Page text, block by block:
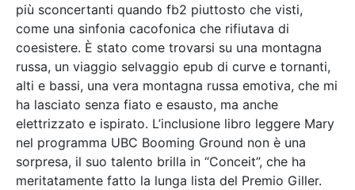
più sconcertanti quando fb2 piuttosto che visti,
come una sinfonia cacofonica che rifiutava di
coesistere. È stato come trovarsi su una montagna
russa, un viaggio selvaggio epub di curve e tornanti,
alti e bassi, una vera montagna russa emotiva, che mi
ha lasciato senza fiato e esausto, ma anche
elettrizzato e ispirato. L’inclusione libro leggere Mary
nel programma UBC Booming Ground non è una
sorpresa, il suo talento brilla in “Conceit”, che ha
meritatamente fatto la lunga lista del Premio Giller.